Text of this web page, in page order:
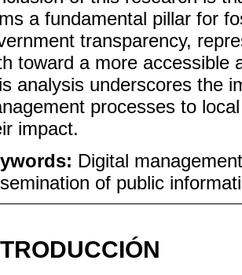
a fundamental pillar for
transparency,
toward a more accessible
analysis underscores the
processes to
impact.
Digital
of public